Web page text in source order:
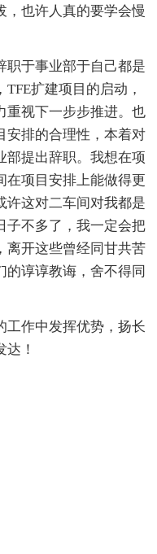
，也许人真的要学会慢
职于事业部于自己都是
扩建项目的启动，
重视下一步步推进。也
安排的合理性，本着对
部提出辞职。我想在项
在项目安排上能做得更
许这对二车间对我都是
子不多了，我一定会把
离开这些曾经同甘共苦
的谆谆教诲，舍不得同
工作中发挥优势，扬长
！